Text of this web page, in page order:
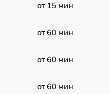
от 15 мин
от 60 мин
от 60 мин
от 60 мин